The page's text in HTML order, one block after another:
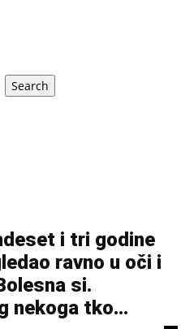
Search
i tri godine
ravno u oči i
si.
nekoga tko...